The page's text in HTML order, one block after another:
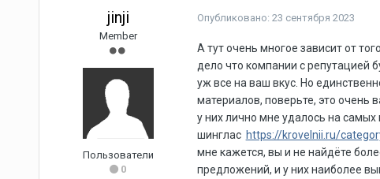
jinji
Member
Пользователи
0
Опубликовано: 23 сентября 2023
А тут очень многое зависит от
дело что компании с репутацией
уж все на ваш вкус. Но
материалов, поверьте, это очень
у них лично мне удалось на
шинглас https://krovelnii.ru/
мне кажется, вы и не найдёте
предложений, и у них наиболее